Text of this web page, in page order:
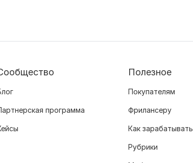
программа
Полезное
Покупателям
Фрилансеру
Как
Рубрики